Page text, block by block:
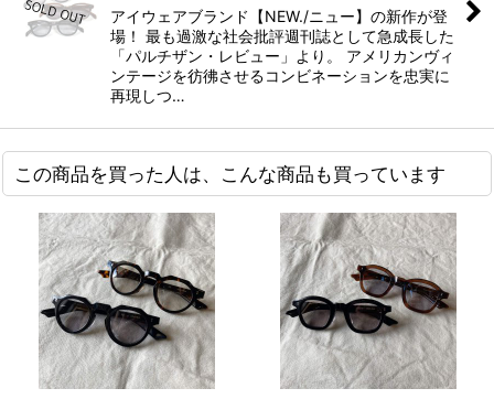
アイウェアブランド【NEW./ニュー】の新作が登
場！ 最も過激な社会批評週刊誌として急成長した
「パルチザン・レビュー」より。 アメリカンヴィ
ンテージを彷彿させるコンビネーションを忠実に
再現しつ…
この商品を買った人は、こんな商品も買っています